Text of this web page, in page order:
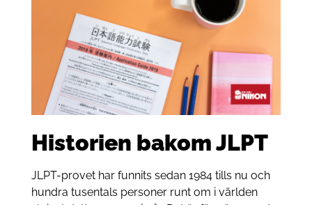
Historien bakom JLPT
JLPT-provet har funnits sedan 1984 tills nu och
hundra tusentals personer runt om i världen